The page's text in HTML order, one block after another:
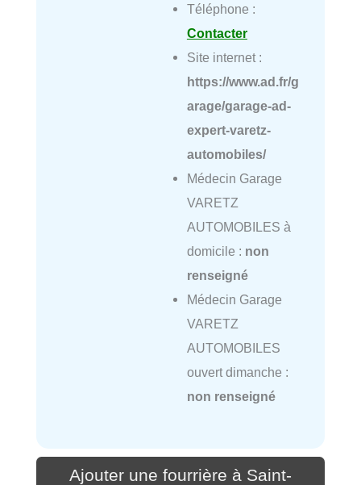
Téléphone :
Contacter
Site internet :
https://www.ad.fr/g
arage/garage-ad-
expert-varetz-
automobiles/
Médecin Garage
VARETZ
AUTOMOBILES à
domicile : non
renseigné
Médecin Garage
VARETZ
AUTOMOBILES
ouvert dimanche :
non renseigné
Ajouter une fourrière à Saint-